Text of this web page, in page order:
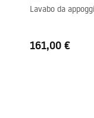
Lavabo da
161,00 €